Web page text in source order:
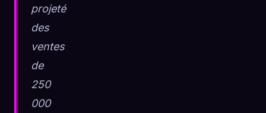
projeté
des
ventes
de
250
000